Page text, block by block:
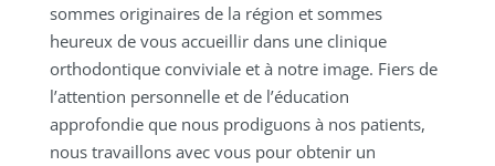
sommes originaires de la région et sommes
heureux de vous accueillir dans une clinique
orthodontique conviviale et à notre image. Fiers de
l’attention personnelle et de l’éducation
approfondie que nous prodiguons à nos patients,
nous travaillons avec vous pour obtenir un